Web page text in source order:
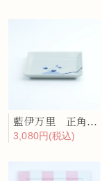
藍伊万里 正角プレート（中）
3,080円(税込)